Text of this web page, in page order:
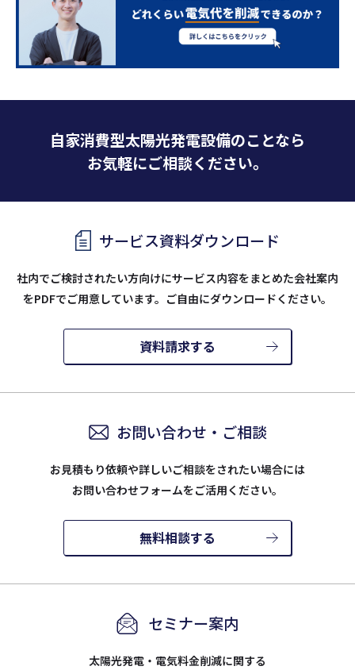
自家消費型太陽光発電設備のことなら
お気軽にご相談ください。
サービス資料ダウンロード
社内でご検討されたい方向けにサービス内容をまとめた会社案内
をPDFでご用意しています。ご自由にダウンロードください。
資料請求する
お問い合わせ・ご相談
お見積もり依頼や詳しいご相談をされたい場合には
お問い合わせフォームをご活用ください。
無料相談する
セミナー案内
太陽光発電・電気料金削減に関する